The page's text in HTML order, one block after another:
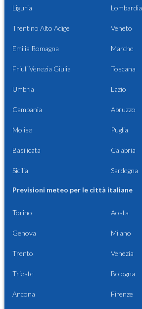
Liguria Lombardia
Trentino Alto Adige Veneto
Emilia Romagna Marche
Friuli Venezia Giulia Toscana
Umbria Lazio
Campania Abruzzo
Molise Puglia
Basilicata Calabria
Sicilia Sardegna
Previsioni meteo per le città italiane
Torino Aosta
Genova Milano
Trento Venezia
Trieste Bologna
Ancona Firenze